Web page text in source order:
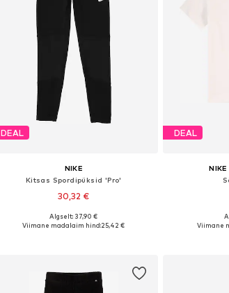
DEAL
NIKE
Kitsas Spordipüksid 'Pro'
30,32 €
Saadaval erinevates suurustes
Algselt: 37,90 €
Viimane madalaim hind:25,42 €
DEAL
NIKE
Viimane